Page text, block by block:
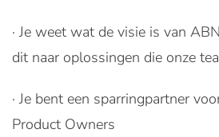
· Je weet wat de visie is van
dit naar oplossingen die onze
· Je bent een sparringpartner
Product Owners